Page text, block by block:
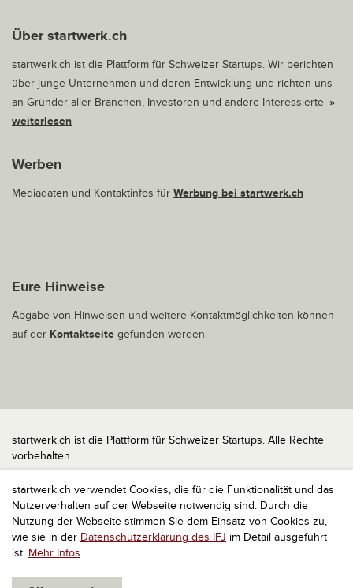
startwerk.ch verwendet Cookies, die für die Funktionalität und das
Nutzerverhalten auf der Webseite notwendig sind. Durch die
Nutzung der Webseite stimmen Sie dem Einsatz von Cookies zu,
wie sie in der Datenschutzerklärung des IFJ im Detail ausgeführt
ist. Mehr Infos
Über startwerk.ch
startwerk.ch ist die Plattform für Schweizer Startups. Wir berichten
über junge Unternehmen und deren Entwicklung und richten uns
an Gründer aller Branchen, Investoren und andere Interessierte. »
weiterlesen
Werben
Mediadaten und Kontaktinfos für Werbung bei startwerk.ch
Eure Hinweise
Abgabe von Hinweisen und weitere Kontaktmöglichkeiten können
auf der Kontaktseite gefunden werden.
startwerk.ch ist die Plattform für Schweizer Startups. Alle Rechte
vorbehalten.
Impressum
Kontakt
nach oben